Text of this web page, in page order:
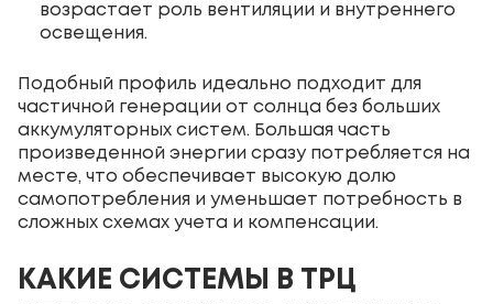
возрастает роль вентиляции и внутреннего
освещения.
Подобный профиль идеально подходит для
частичной генерации от солнца без больших
аккумуляторных систем. Большая часть
произведенной энергии сразу потребляется на
месте, что обеспечивает высокую долю
самопотребления и уменьшает потребность в
сложных схемах учета и компенсации.
КАКИЕ СИСТЕМЫ В ТРЦ